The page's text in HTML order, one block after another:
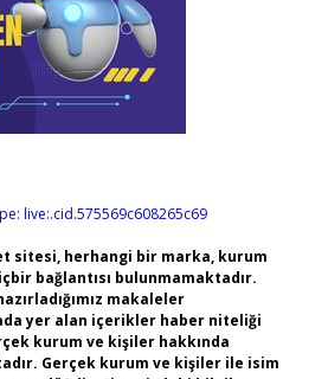
live:.cid.575569c608265c69
sitesi, herhangi bir marka, kurum
bağlantısı bulunmamaktadır.
makaleler
yer alan içerikler haber niteliği
kurum ve kişiler hakkında
Gerçek kurum ve kişiler ile isim